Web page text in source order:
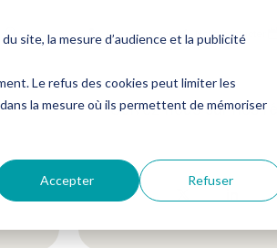
site, la mesure d’audience et la publicité
Le refus des cookies peut limiter les
la mesure où ils permettent de mémoriser
Accepter Refuser
Me connecter Nous contacter
Suivez-nous sur nos